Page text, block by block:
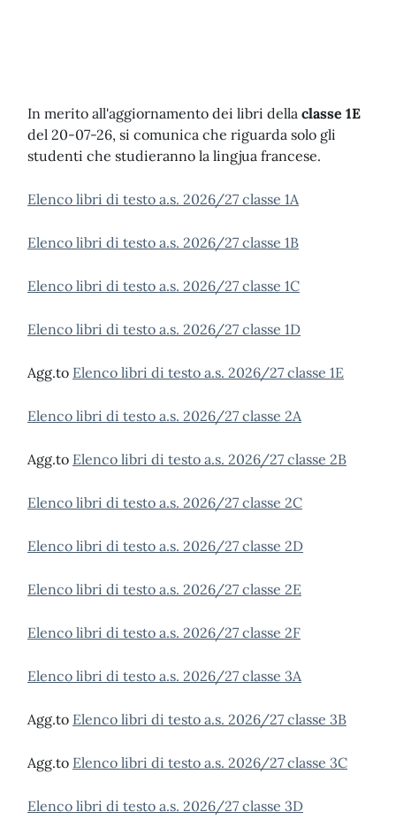
In merito all'aggiornamento dei libri della classe 1E
del 20-07-26, si comunica che riguarda solo gli
studenti che studieranno la lingjua francese.
Elenco libri di testo a.s. 2026/27 classe 1A
Elenco libri di testo a.s. 2026/27 classe 1B
Elenco libri di testo a.s. 2026/27 classe 1C
Elenco libri di testo a.s. 2026/27 classe 1D
Agg.to Elenco libri di testo a.s. 2026/27 classe 1E
Elenco libri di testo a.s. 2026/27 classe 2A
Agg.to Elenco libri di testo a.s. 2026/27 classe 2B
Elenco libri di testo a.s. 2026/27 classe 2C
Elenco libri di testo a.s. 2026/27 classe 2D
Elenco libri di testo a.s. 2026/27 classe 2E
Elenco libri di testo a.s. 2026/27 classe 2F
Elenco libri di testo a.s. 2026/27 classe 3A
Agg.to Elenco libri di testo a.s. 2026/27 classe 3B
Agg.to Elenco libri di testo a.s. 2026/27 classe 3C
Elenco libri di testo a.s. 2026/27 classe 3D